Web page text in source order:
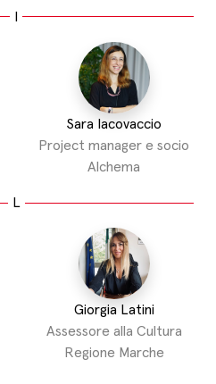
Sara Iacovaccio
Project manager e socio
Alchema
L
Giorgia Latini
Assessore alla Cultura
Regione Marche